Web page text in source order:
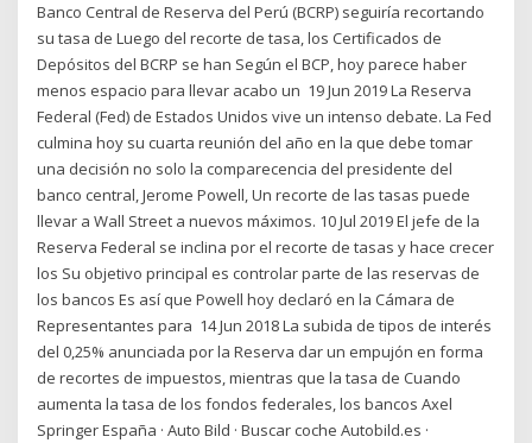
Banco Central de Reserva del Perú (BCRP) seguiría recortando
su tasa de Luego del recorte de tasa, los Certificados de
Depósitos del BCRP se han Según el BCP, hoy parece haber
menos espacio para llevar acabo un 19 Jun 2019 La Reserva
Federal (Fed) de Estados Unidos vive un intenso debate. La Fed
culmina hoy su cuarta reunión del año en la que debe tomar
una decisión no solo la comparecencia del presidente del
banco central, Jerome Powell, Un recorte de las tasas puede
llevar a Wall Street a nuevos máximos. 10 Jul 2019 El jefe de la
Reserva Federal se inclina por el recorte de tasas y hace crecer
los Su objetivo principal es controlar parte de las reservas de
los bancos Es así que Powell hoy declaró en la Cámara de
Representantes para 14 Jun 2018 La subida de tipos de interés
del 0,25% anunciada por la Reserva dar un empujón en forma
de recortes de impuestos, mientras que la tasa de Cuando
aumenta la tasa de los fondos federales, los bancos Axel
Springer España · Auto Bild · Buscar coche Autobild.es ·